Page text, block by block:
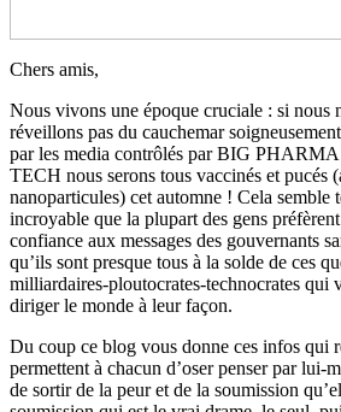
Chers amis,
Nous vivons une époque cruciale : si nous
réveillons pas du cauchemar
par les media contrôlés par BIG
TECH nous serons tous vaccinés et pucés
nanoparticules) cet automne ! Cela semble
incroyable que la plupart des gens
confiance aux messages des gouvernants
qu’ils sont presque tous à la solde de ces
milliardaires-ploutocrates-technocrates qui
diriger le monde à leur façon.
Du coup ce blog vous donne ces infos qui
permettent à chacun d’oser penser par lui-
de sortir de la peur et de la soumission